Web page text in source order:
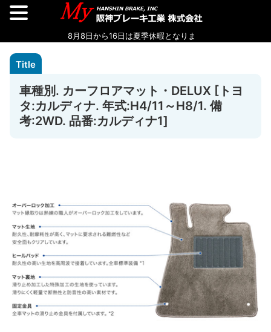
車種別. カーフロアマット・DELUX [トヨ
タ:カルディナ. 年式:H4/11～H8/1. 備
考:2WD. 品番:カルディナ1]